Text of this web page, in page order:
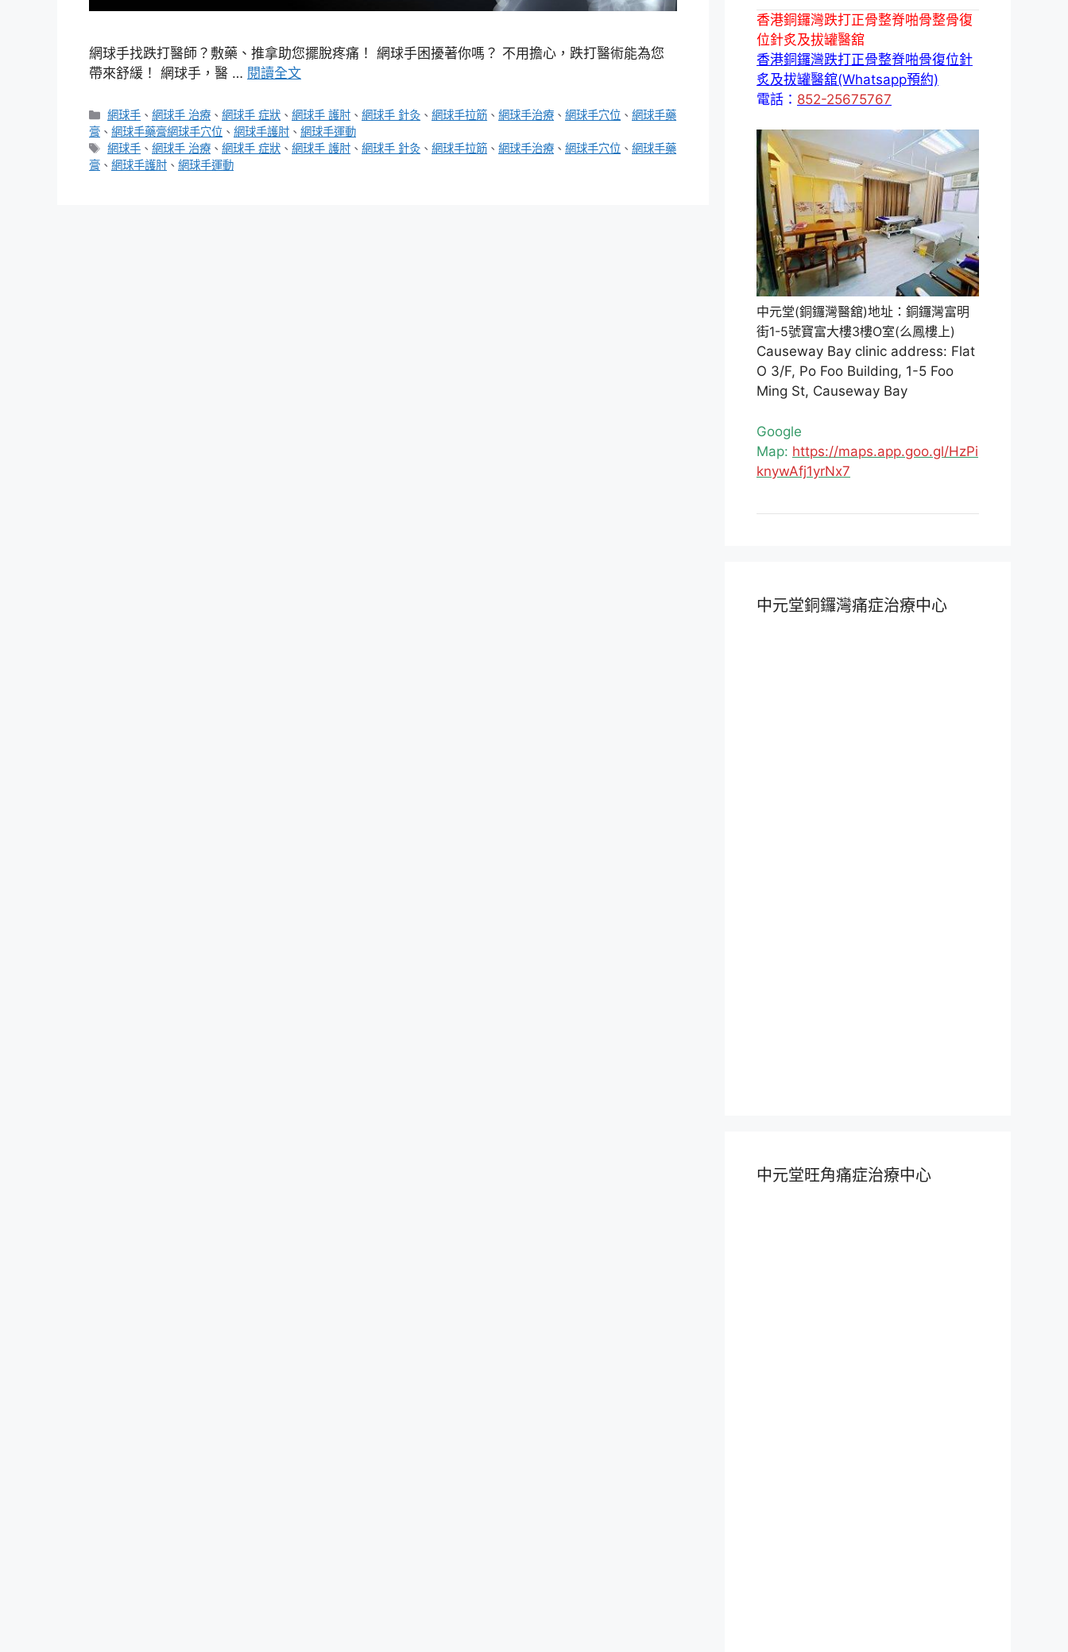
網球手找跌打醫師？敷藥、推拿助您擺脫疼痛！ 網球手困擾著你嗎？ 不用擔心，跌打醫術能為您
帶來舒緩！ 網球手，醫 … 閱讀全文
分
類
網球手 、網球手 治療 、網球手 症狀 、網球手 護肘 、網球手 針灸 、網球手拉筋 、網球手治療 、網球手穴位 、網球手藥
膏 、 網球手藥膏網球手穴位 、 網球手護肘 、 網球手運動
標
籤
網球手 、網球手 治療 、網球手 症狀 、網球手 護肘 、網球手 針灸 、網球手拉筋 、網球手治療 、網球手穴位 、網球手藥
膏 、 網球手護肘 、 網球手運動
香港銅鑼灣跌打正骨整脊啪骨整骨復
位針炙及拔罐醫舘
香港銅鑼灣跌打正骨整脊啪骨復位針
炙及拔罐醫舘(Whatsapp預約)
電話： 852-25675767
中元堂(銅鑼灣醫舘)地址：銅鑼灣富明
街1-5號寶富大樓3樓O室(么鳳樓上)
Causeway Bay clinic address: Flat
O 3/F, Po Foo Building, 1-5 Foo
Ming St, Causeway Bay
Google
Map: https://maps.app.goo.gl/HzPi
knywAfj1yrNx7
中元堂銅鑼灣痛症治療中心
中元堂旺角痛症治療中心